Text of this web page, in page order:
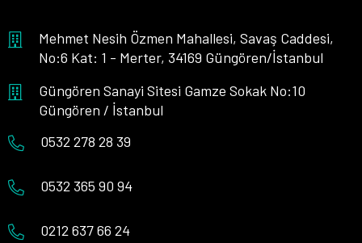
Mehmet Nesih Özmen Mahallesi, Savaş Caddesi,
No:6 Kat: 1 - Merter, 34169 Güngören/İstanbul
Güngören Sanayi Sitesi Gamze Sokak No:10
Güngören / İstanbul
0532 278 28 39
0532 365 90 94
0212 637 66 24